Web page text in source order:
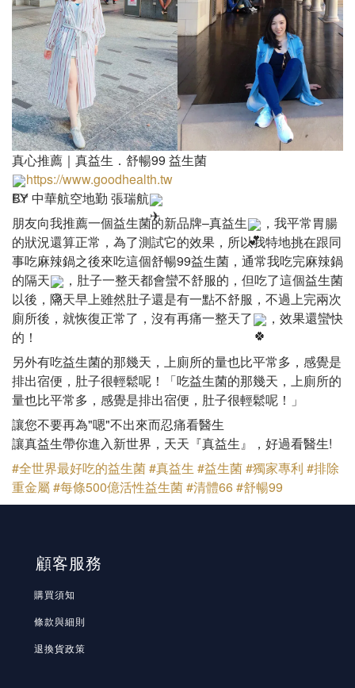
真心推薦｜真益生．舒暢99 益生菌
https://www.goodhealth.tw
BY 中華航空地勤 張瑞航
朋友向我推薦一個益生菌的新品牌–真益生
，我平常胃腸
的狀況還算正常，為了測試它的效果，所以我特地挑在跟同
事吃麻辣鍋之後來吃這個舒暢99益生菌，通常我吃完麻辣鍋
的隔天
，肚子一整天都會蠻不舒服的，但吃了這個益生菌
以後，隔天早上雖然肚子還是有一點不舒服，不過上完兩次
廁所後，就恢復正常了，沒有再痛一整天了
，效果還蠻快
的！
另外有吃益生菌的那幾天，上廁所的量也比平常多，感覺是
排出宿便，肚子很輕鬆呢！「吃益生菌的那幾天，上廁所的
量也比平常多，感覺是排出宿便，肚子很輕鬆呢！」
讓您不要再為"嗯"不出來而忍痛看醫生
讓真益生帶你進入新世界，天天『真益生』，好過看醫生!
#全世界最好吃的益生菌#真益生 #益生菌#獨家專利 #排除
重金屬#每條500億活性益生菌#清體66#舒暢99
顧客服務
購買須知
條款與細則
退換貨政策